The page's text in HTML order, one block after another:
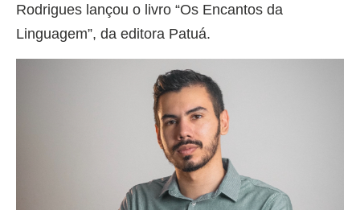
Rodrigues lançou o livro “Os Encantos da
Linguagem”, da editora Patuá.